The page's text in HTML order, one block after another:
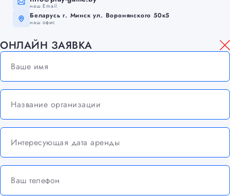
наш Email
Беларусь г. Минск ул. Воронянского 50к5
наш офис
ОНЛАЙН ЗАЯВКА